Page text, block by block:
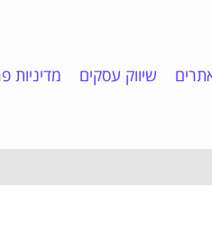
שיווק עסקים מדיניות